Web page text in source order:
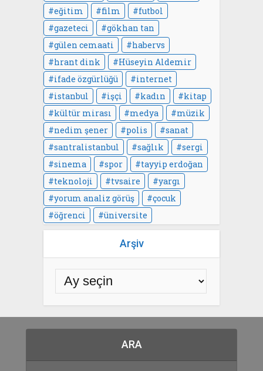
eğitim
film
futbol
gazeteci
gökhan tan
gülen cemaati
habervs
hrant dink
Hüseyin Aldemir
ifade özgürlüğü
internet
istanbul
işçi kadın
kitap
kültür mirası
medya
müzik
nedim şener
polis
sanat
santralistanbul
sağlık
sergi
sinema
spor
tayyip erdoğan
teknoloji
tvsaire
yargı
yorum analiz görüş
çocuk
öğrenci
üniversite
Arşiv
ARA